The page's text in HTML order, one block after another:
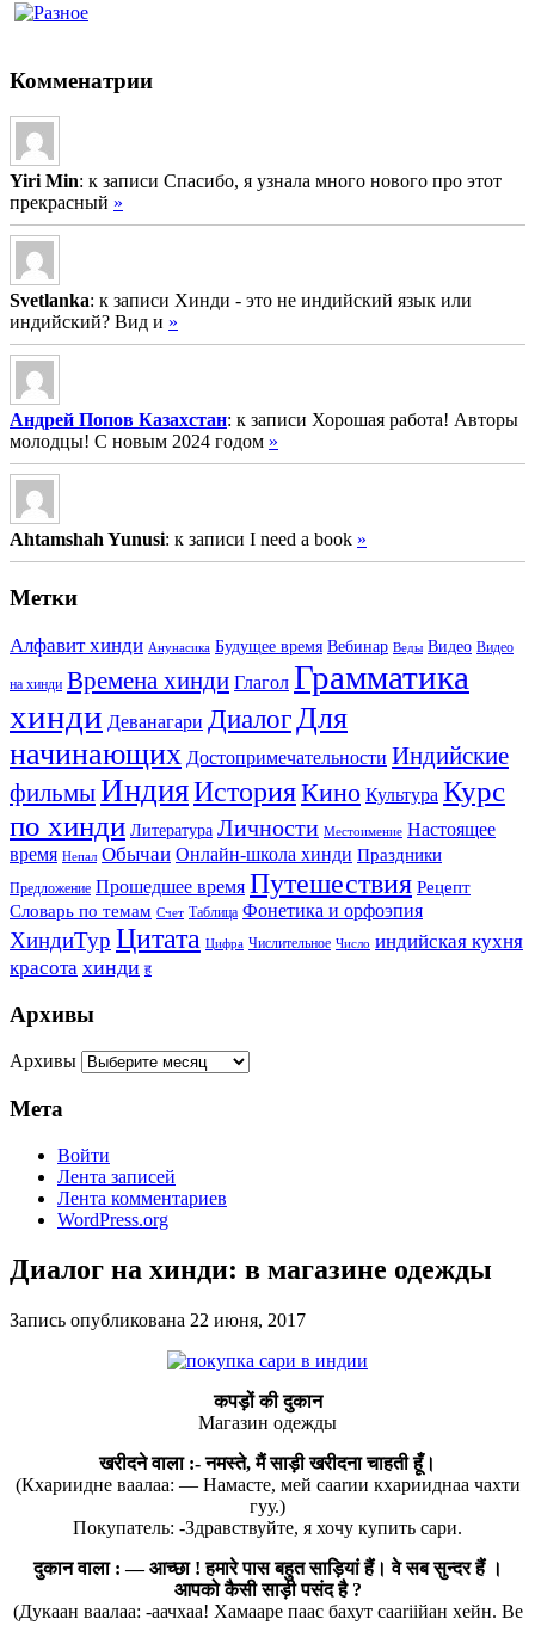
Комменатрии
Yiri Min: к записи Спасибо, я узнала много нового про этот
прекрасный »
Svetlanka: к записи Хинди - это не индийский язык или
индийский? Вид и »
Андрей Попов Казахстан: к записи Хорошая работа! Авторы
молодцы! С новым 2024 годом »
Ahtamshah Yunusi: к записи I need a book »
Метки
Алфавит хинди Анунасика Будущее время Вебинар Веды Видео Видео
на хинди Времена хинди Глагол Грамматика
хинди Деванагари Диалог Для
начинающих Достопримечательности Индийские
фильмыИндияИсторияКино Культура Курс
по хинди Литература Личности Местоимение Настоящее
время Непал Обычаи Онлайн-школа хинди Праздники
Предложение Прошедшее время Путешествия Рецепт
Словарь по темам Счет Таблица Фонетика и орфоэпия
ХиндиТур Цитата Цифра Числительное Число индийская кухня
красота хинди ह
Архивы
Архивы
Мета
Войти
Лента записей
Лента комментариев
WordPress.org
Диалог на хинди: в магазине одежды
Запись опубликована 22 июня, 2017
कपड़ों की दुकान
Магазин одежды
खरीदने वाला :- नमस्ते, मैं साड़ी खरीदना चाहती हूँ।
(Кхариидне ваалаа: — Намасте, мей сааrии кхарииднаа чахти
гуу.)
Покупатель: -Здравствуйте, я хочу купить сари.
दुकान वाला : — आच्छा ! हमारे पास बहुत साड़ियां हैं। वे सब सुन्दर हैं ।
आपको कैसी साड़ी पसंद है ?
(Дукаан ваалаа: -аачхаа! Хамааре паас бахут сааriiйан хейн. Ве